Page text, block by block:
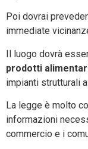
Poi dovrai
immediate
Il luogo dovrà
prodotti
impianti strutturali
La legge è molto
informazioni
commercio e i